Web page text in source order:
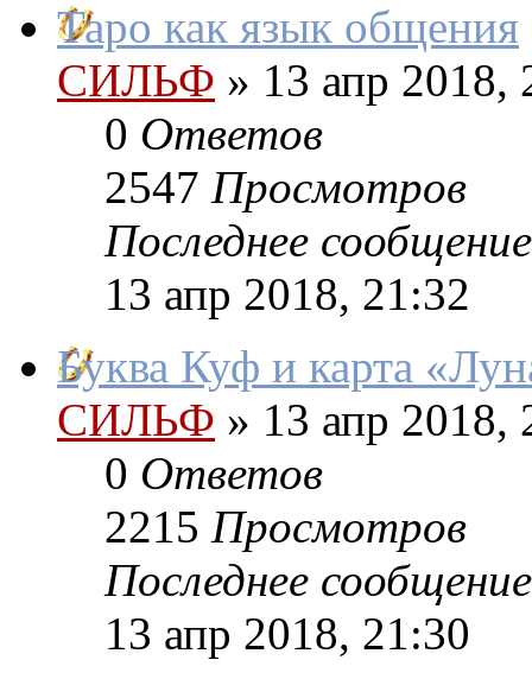
Таро как язык общения
СИЛЬФ » 13 апр 2018,
0 Ответов
2547 Просмотров
Последнее сообщение
13 апр 2018, 21:32
Буква Куф и карта
СИЛЬФ » 13 апр 2018,
0 Ответов
2215 Просмотров
Последнее сообщение
13 апр 2018, 21:30